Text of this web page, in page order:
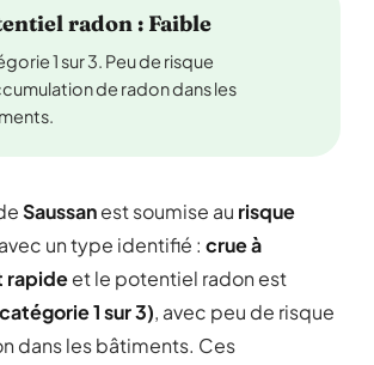
radon : Faible
1 sur 3. Peu de risque
de radon dans les
Saussanest soumise au risque
un type identifié : crue à
rapideet le potentiel radon est
1 sur 3), avec peu de risque
dans les bâtiments. Ces